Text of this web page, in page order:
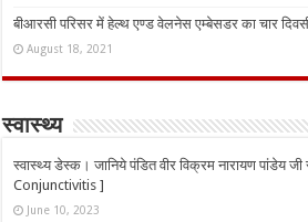
बीआरसी परिसर में हेल्थ एण्ड वेलनेस एम्बेसडर का चार
August 18, 2021
स्वास्थ्य
स्वास्थ्य डेस्क। जानिये पंडित वीर विक्रम नारायण
Conjunctivitis ]
June 10, 2023